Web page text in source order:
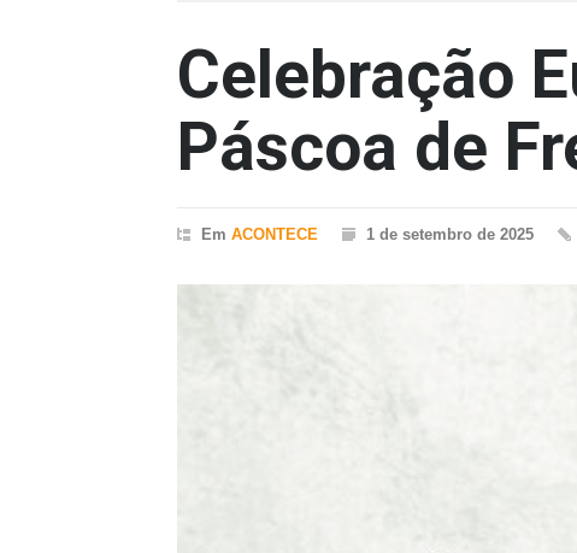
Celebração
Páscoa de
Em ACONTECE 1 de setembro de 2025